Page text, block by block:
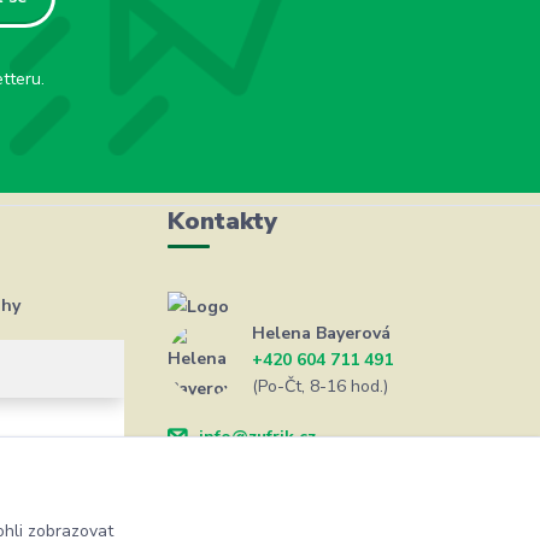
Kontakty
Helena Bayerová
+420 604 711 491
(Po-Čt, 8-16 hod.)
info@zufrik.cz
zobrazovat